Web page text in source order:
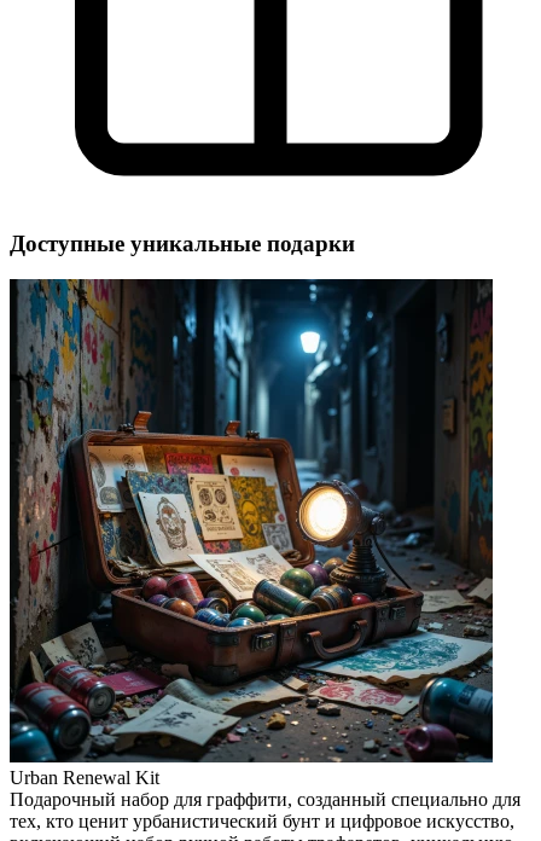
Доступные уникальные подарки
Urban Renewal Kit
Подарочный набор для граффити, созданный специально для
тех, кто ценит урбанистический бунт и цифровое искусство,